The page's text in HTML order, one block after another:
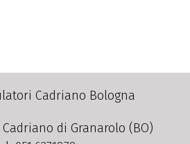
Cadriano di Granarolo (BO)